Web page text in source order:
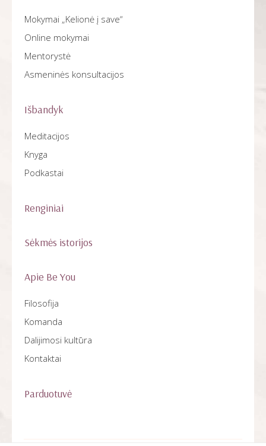
Mokymai „Kelionė į save“
Online mokymai
Mentorystė
Asmeninės konsultacijos
Išbandyk
Meditacijos
Knyga
Podkastai
Renginiai
Sėkmės istorijos
Apie Be You
Filosofija
Komanda
Dalijimosi kultūra
Kontaktai
Parduotuvė